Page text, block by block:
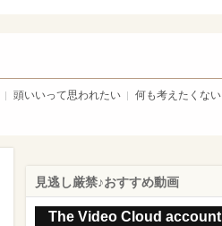
頭いいって思われたい
何も考えたくない
見逃し厳禁♪おすすめ動画
This
The Video Cloud account